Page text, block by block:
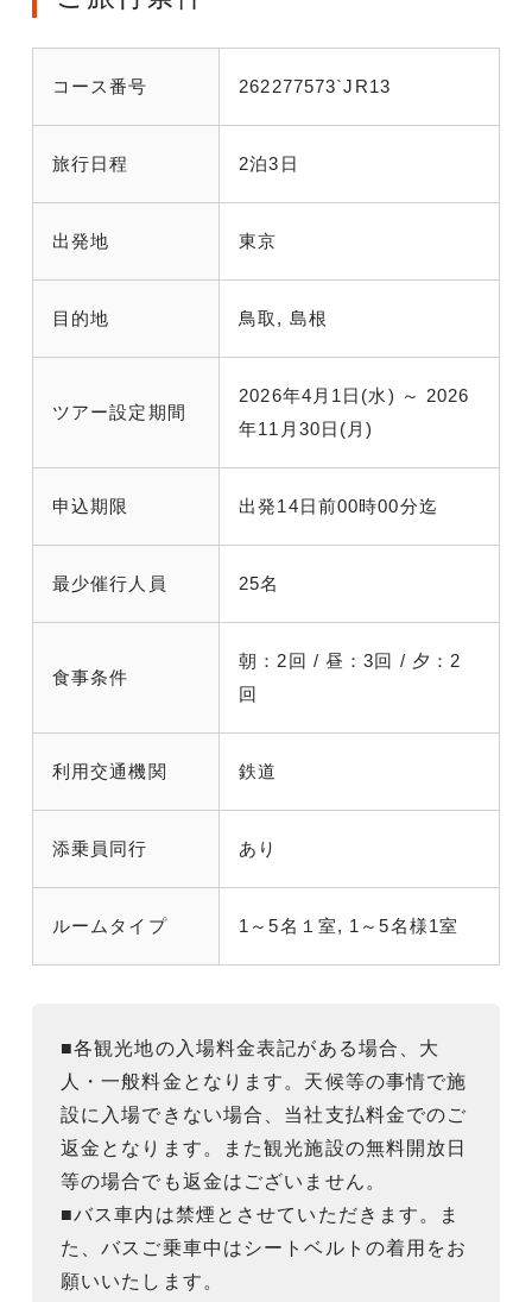
コース番号 262277573`JR13
旅行日程 2泊3日
出発地 東京
目的地 鳥取, 島根
ツアー設定期間
2026年4月1日(水) ～ 2026
年11月30日(月)
申込期限 出発14日前00時00分迄
最少催行人員 25名
食事条件
朝：2回 / 昼：3回 / 夕：2
回
利用交通機関 鉄道
添乗員同行 あり
ルームタイプ 1～5名１室, 1～5名様1室
■各観光地の入場料金表記がある場合、大
人・一般料金となります。天候等の事情で施
設に入場できない場合、当社支払料金でのご
返金となります。また観光施設の無料開放日
等の場合でも返金はございません。
■バス車内は禁煙とさせていただきます。ま
た、バスご乗車中はシートベルトの着用をお
願いいたします。